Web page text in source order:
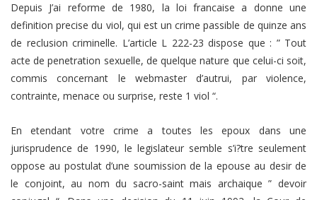
Depuis J’ai reforme de 1980, la loi francaise a donne une
definition precise du viol, qui est un crime passible de quinze ans
de reclusion criminelle. L’article L 222-23 dispose que : ” Tout
acte de penetration sexuelle, de quelque nature que celui-ci soit,
commis concernant le webmaster d’autrui, par violence,
contrainte, menace ou surprise, reste 1 viol “.
En etendant votre crime a toutes les epoux dans une
jurisprudence de 1990, le legislateur semble s’i?tre seulement
oppose au postulat d’une soumission de la epouse au desir de
le conjoint, au nom du sacro-saint mais archaique ” devoir